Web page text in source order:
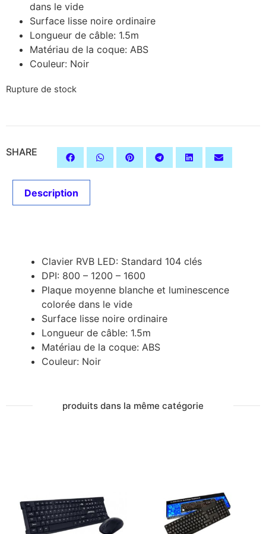
dans le vide
Surface lisse noire ordinaire
Longueur de câble: 1.5m
Matériau de la coque: ABS
Couleur: Noir
Rupture de stock
SHARE
Description
Clavier RVB LED: Standard 104 clés
DPI: 800 – 1200 – 1600
Plaque moyenne blanche et luminescence
colorée dans le vide
Surface lisse noire ordinaire
Longueur de câble: 1.5m
Matériau de la coque: ABS
Couleur: Noir
produits dans la même catégorie